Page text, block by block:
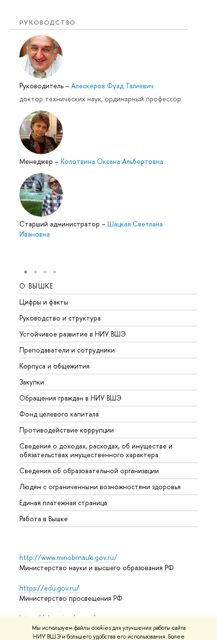
Мы используем файлы cookies для улучшения работы сайта
НИУ ВШЭ и большего удобства его использования. Более
РУКОВОДСТВО
Руководитель – Алескеров Фуад Тагиевич
доктор технических наук, ординарный профессор
Менеджер – Колотвина Оксана Альбертовна
Cтарший администратор – Шацкая Светлана
Ивановна
О ВЫШКЕ
Цифры и факты
Руководство и структура
Устойчивое развитие в НИУ ВШЭ
Преподаватели и сотрудники
Корпуса и общежития
Закупки
Обращения граждан в НИУ ВШЭ
Фонд целевого капитала
Противодействие коррупции
Сведения о доходах, расходах, об имуществе и
обязательствах имущественного характера
Сведения об образовательной организации
Людям с ограниченными возможностями здоровья
Единая платежная страница
Работа в Вышке
http://www.minobrnauki.gov.ru/
Министерство науки и высшего образования РФ
https://edu.gov.ru/
Министерство просвещения РФ
https://elearning.hse.ru/mooc
Массовые открытые онлайн-курсы